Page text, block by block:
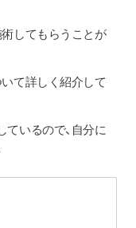
してもらうことが
て詳しく紹介して
いるので、自分に